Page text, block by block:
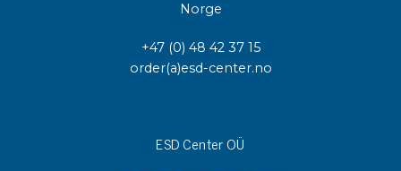
Norge
+47 (0) 48 42 37 15
order(a)esd-center.no
ESD Center OÜ